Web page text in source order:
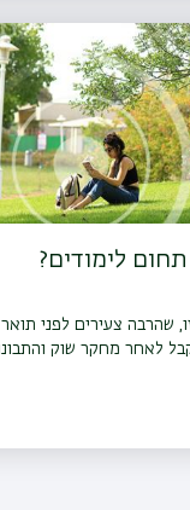
לימודים?
שהרבה צעירים לפני תואר
לאחר מחקר שוק